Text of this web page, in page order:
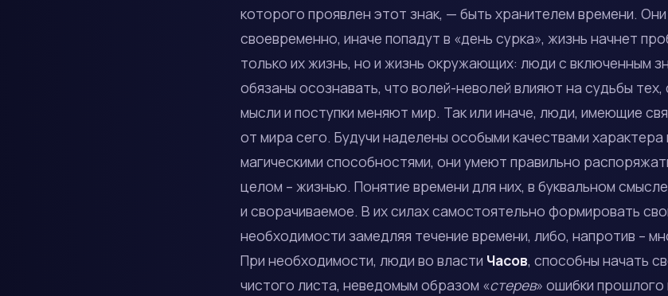
которого проявлен этот знак, — быть хранителем времени.
своевременно, иначе попадут в «день сурка», жизнь начнет
только их жизнь, но и жизнь окружающих: люди с включенным
обязаны осознавать, что волей-неволей влияют на судьбы тех,
мысли и поступки меняют мир. Так или иначе, люди, имеющие
от мира сего. Будучи наделены особыми качествами характера
магическими способностями, они умеют правильно
целом – жизнью. Понятие времени для них, в буквальном
и сворачиваемое. В их силах самостоятельно формировать
необходимости замедляя течение времени, либо, напротив –
При необходимости, люди во власти Часов, способны начать
чистого листа, неведомым образом «стерев» ошибки